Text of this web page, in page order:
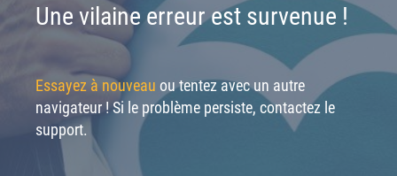
Une vilaine erreur est survenue !
Essayez à nouveau ou tentez avec un autre
navigateur ! Si le problème persiste, contactez le
support.